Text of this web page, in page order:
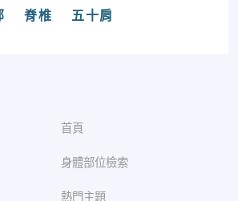
脊椎 五十肩
首頁
身體部位檢索
熱門主題